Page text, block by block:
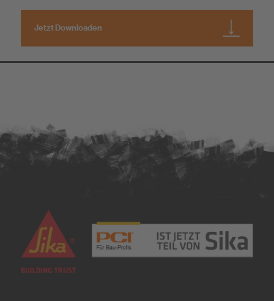
Jetzt Downloaden